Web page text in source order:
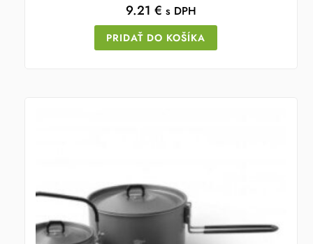
9.21 € s DPH
PRIDAŤ DO KOŠÍKA